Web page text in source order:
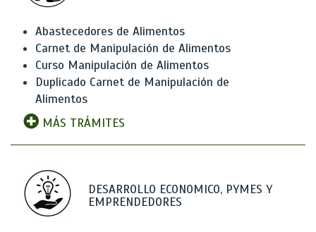
Abastecedores de Alimentos
Carnet de Manipulación de Alimentos
Curso Manipulación de Alimentos
Duplicado Carnet de Manipulación de
Alimentos
MÁS TRÁMITES
DESARROLLO ECONOMICO, PYMES Y
EMPRENDEDORES